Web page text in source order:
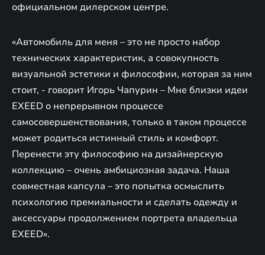
официальном дилерском центре.
«Автомобиль для меня – это не просто набор
технических характеристик, а совокупность
визуальной эстетики и философии, которая за ним
стоит, - говорит Игорь Чапурин – Мне близки идеи
EXEED о непрерывном процессе
самосовершенствования, только в таком процессе
может родиться истинный стиль и комфорт.
Перенести эту философию на дизайнерскую
коллекцию – очень амбициозная задача. Наша
совместная капсула – это попытка осмыслить
психологию премиальности и сделать одежду и
аксессуары продолжением портрета владельца
EXEED».